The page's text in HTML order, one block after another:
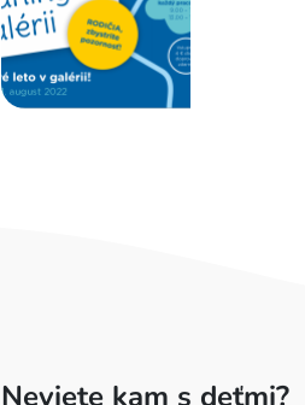
Neviete kam s deťmi?